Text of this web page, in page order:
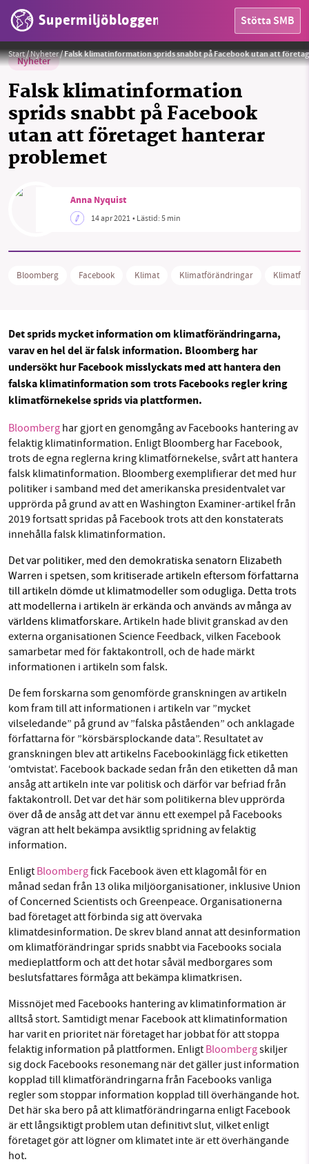
Supermiljöbloggen Stötta SMB
HEM
OMRÅDEN
Facebook Instagram BlueSky
Threads
Start/Nyheter/Falsk klimatinformation sprids snabbt på Facebook utan att
Nyheter
Falsk klimatinformation
sprids snabbt på Facebook
utan att företaget hanterar
problemet
Gerd Altmann från Pixabay
Anna Nyquist
14 apr 2021• Lästid:5 min
Bloomberg Facebook Klimat Klimatförändringar
Det sprids mycket information om klimatförändringarna,
varav en hel del är falsk information. Bloomberg har
undersökt hur Facebookmisslyckats med atthantera den
falska klimatinformation som trots Facebooks regler kring
klimatförnekelse sprids via plattformen.
Bloomberg har gjort en genomgång av Facebooks hantering av
felaktig klimatinformation. Enligt Bloomberg har Facebook,
trots de egna reglerna kring klimatförnekelse, svårt att hantera
falsk klimatinformation. Bloomberg exemplifierar det med hur
politiker i samband med det amerikanska presidentvalet var
upprörda på grund av att en Washington Examiner-artikel från
2019 fortsattspridas på Facebook trots att den konstaterats
innehålla falsk klimatinformation.
Det var politiker, med den demokratiska senatorn Elizabeth
Warren i spetsen, som kritiserade artikeln eftersom författarna
till artikeln dömde ut klimatmodeller som odugliga. Detta trots
att modellerna i artikeln är erkända och används av många av
världens klimatforskare. Artikeln hade blivit granskad av den
externa organisationen Science Feedback, vilken Facebook
samarbetar med för faktakontroll, och de hade märkt
informationen i artikeln som falsk.
De fem forskarna som genomförde granskningen av artikeln
kom fram till att informationen i artikeln var ”mycket
vilseledande” på grund av ”falska påståenden” och anklagade
författarna för ”körsbärsplockande data”. Resultatet av
granskningen blev att artikelns Facebookinlägg fick etiketten
‘omtvistat’. Facebook backade sedan från den etiketten då man
ansåg att artikeln inte var politisk och därför var befriad från
faktakontroll. Det var det här som politikerna blev upprörda
överdå deansåg att det var ännu ett exempel på Facebooks
vägran att helt bekämpa avsiktlig spridning av felaktig
information.
Enligt Bloombergfick Facebook även ett klagomål för en
månad sedan från 13 olika miljöorganisationer, inklusive Union
of Concerned Scientists och Greenpeace. Organisationerna
bad företaget att förbinda sig att övervaka
klimatdesinformation. De skrev bland annat att desinformation
om klimatförändringar sprids snabbt via Facebooks sociala
medieplattform och att det hotar såväl medborgares som
beslutsfattares förmåga att bekämpa klimatkrisen.
Missnöjet med Facebooks hantering av klimatinformation är
alltså stort. Samtidigt menar Facebook att klimatinformation
har varit en prioritet när företaget har jobbat för att stoppa
felaktig information på plattformen. Enligt Bloombergskiljer
sig dock Facebooks resonemang när det gäller just information
kopplad till klimatförändringarna från Facebooks vanliga
regler som stoppar information kopplad till överhängande hot.
Det här ska bero på att klimatförändringarna enligt Facebook
är ett långsiktigt problem utan definitivt slut, vilket enligt
företaget gör att lögner om klimatet inte är ett överhängande
hot.
SMB kämpar för en hållbar framtid. Sedan
starten 2010 har vår ideella redaktion drivit
miljödebatten framåt genom
nyhetsbevakning och granskningar. Nu vill vi
utveckla vårt arbete – och vi hoppas att du
vill hjälpa oss.
Stötta vårt arbete genom att swisha en slant till
1231368703